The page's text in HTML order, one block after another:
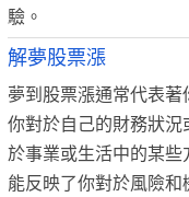
驗。
解夢股票漲
夢到股票漲通常代表
你對於自己的財務狀
於事業或生活中的某
能反映了你對於風險